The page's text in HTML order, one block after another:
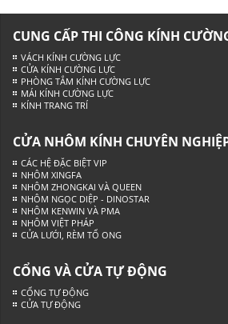
CUNG CẤP THI CÔNG KÍNH
VÁCH KÍNH CƯỜNG LỰC
CỬA KÍNH CƯỜNG LỰC
PHÒNG TẮM KÍNH CƯỜNG LỰC
MÁI KÍNH CƯỜNG LỰC
KÍNH TRANG TRÍ
CỬA NHÔM KÍNH CHUYÊN
CÁC HỆ ĐẶC BIỆT VIP
NHÔM XINGFA
NHÔM ZHONGKAI VÀ QUEEN
NHÔM NGỌC DIỆP - DINOSTAR
NHÔM KENWIN VÀ PMA
NHÔM VIỆT PHÁP
CỬA LƯỚI, RÈM TỔ ONG
CỔNG VÀ CỬA TỰ ĐỘNG
CỔNG TỰ ĐỘNG
CỬA TỰ ĐỘNG